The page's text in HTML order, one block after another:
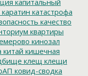
каратин катастрофа
качество
квартиры
кинозал
китай кишечная
клещ клещи
ковид-сводка